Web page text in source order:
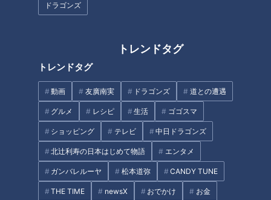
ドラゴンズ
トレンドタグ
トレンドタグ
動画 友廣南実 ドラゴンズ 道との遭遇
グルメ レシピ 生活 ゴゴスマ
ショッピング テレビ 中日ドラゴンズ
北辻利寿の日本はじめて物語 エンタメ
ガンバレルーヤ 松本道弥 CANDY TUNE
THE TIME newsX おでかけ お金
あなたの推しはいったい何位？
毎年恒例ドラゴンズ推しメンコ
竜ゴールデンルーキー金丸夢斗
プラン”とは？
タグ
スポーツ 中日ドラゴンズ サンデードラゴンズ
ドラゴンズを愛して半世紀！竹内茂喜の『野球のドテ煮』
福永裕基